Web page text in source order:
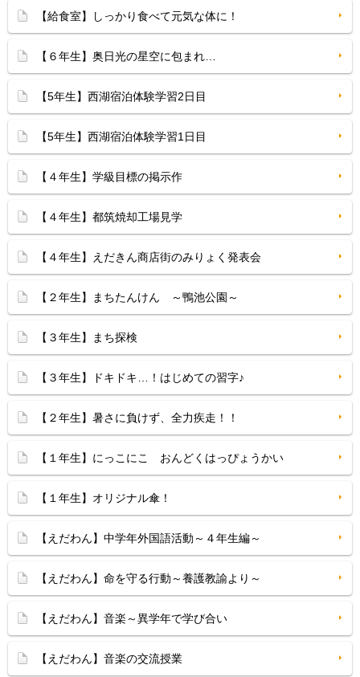
【給食室】しっかり食べて元気な体に！
【６年生】奥日光の星空に包まれ…
【5年生】西湖宿泊体験学習2日目
【5年生】西湖宿泊体験学習1日目
【４年生】学級目標の掲示作
【４年生】都筑焼却工場見学
【４年生】えだきん商店街のみりょく発表会
【２年生】まちたんけん ～鴨池公園～
【３年生】まち探検
【３年生】ドキドキ…！はじめての習字♪
【２年生】暑さに負けず、全力疾走！！
【１年生】にっこにこ おんどくはっぴょうかい
【１年生】オリジナル傘！
【えだわん】中学年外国語活動～４年生編～
【えだわん】命を守る行動～養護教諭より～
【えだわん】音楽～異学年で学び合い
【えだわん】音楽の交流授業